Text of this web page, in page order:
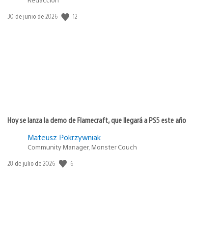
Fecha
30 de junio de 2026 12
Hoy se lanza la demo de Flamecraft, que llegará a PS5 este año
Mateusz Pokrzywniak
Community Manager, Monster Couch
Fecha
28 de julio de 2026 6